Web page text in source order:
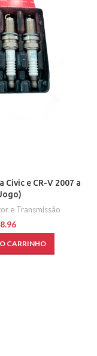
Civic e CR-V 2007 a
e Transmissão
CARRINHO